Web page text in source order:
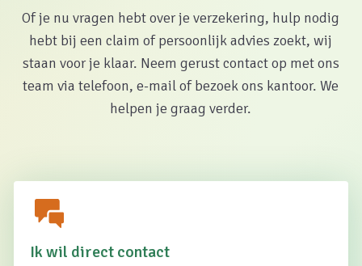
Of je nu vragen hebt over je verzekering, hulp nodig
hebt bij een claim of persoonlijk advies zoekt, wij
staan voor je klaar. Neem gerust contact op met ons
team via telefoon, e-mail of bezoek ons kantoor. We
helpen je graag verder.
Ik wil direct contact